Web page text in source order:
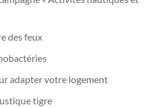
des feux
adapter votre logement
tigre